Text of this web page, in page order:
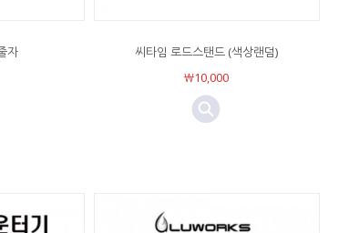
자
씨타임 로드스탠드 (색상랜덤)
￦10,000